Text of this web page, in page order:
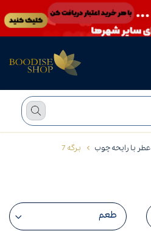
عطر با رایحه چوب برگه 7
طعم